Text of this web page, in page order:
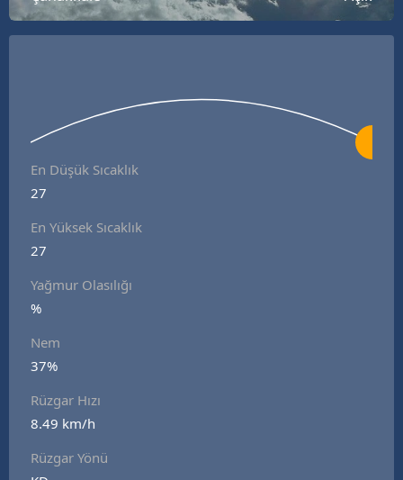
Bingöl
Burdur
En Düşük Sıcaklık
27
En Yüksek Sıcaklık
27
Yağmur Olasılığı
%
Nem
37%
Rüzgar Hızı
8.49 km/h
Rüzgar Yönü